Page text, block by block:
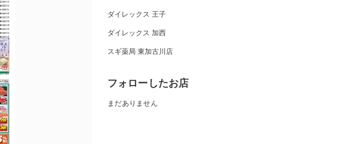
ダイレックス 王子
ダイレックス 加西
スギ薬局 東加古川店
フォローしたお店
まだありません